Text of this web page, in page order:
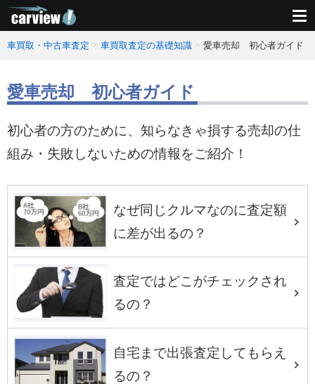
車買取・中古車査定 車買取査定の基礎知識 愛車売却 初心者ガイド
愛車売却 初心者ガイド
初心者の方のために、知らなきゃ損する売却の仕
組み・失敗しないための情報をご紹介！
なぜ同じクルマなのに査定額
に差が出るの？
査定ではどこがチェックされ
るの？
自宅まで出張査定してもらえ
るの？